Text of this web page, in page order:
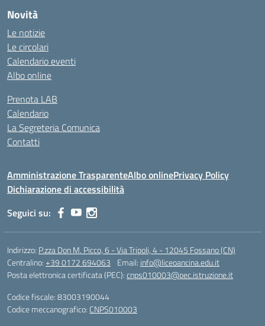
Novità
Le notizie
Le circolari
Calendario eventi
Albo online
Prenota LAB
Calendario
La Segreteria Comunica
Contatti
Amministrazione TrasparenteAlbo onlinePrivacy Policy
Dichiarazione di accessibilità
Seguici su:
Indirizzo: P.zza Don M. Picco, 6 - Via Tripoli, 4 - 12045 Fossano (CN)
Centralino:+39 0172 694063 Email: info@liceoancina.edu.it
Posta elettronica certificata (PEC):cnps010003@pec.istruzione.it
Codice fiscale: 83003190044
Codice meccanografico: CNPS010003